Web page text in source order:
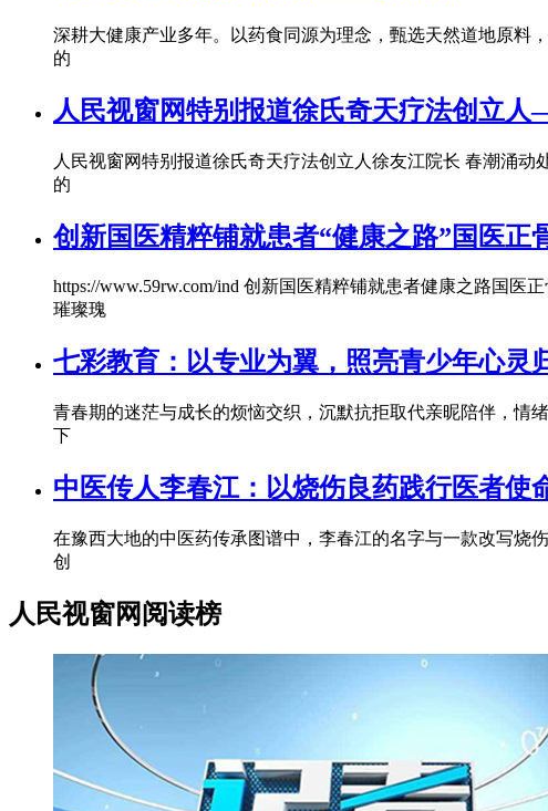
深耕大健康产业多年。以药食同源为理念，甄选天然道地原料
的
人民视窗网特别报道徐氏奇天疗法创立人
人民视窗网特别报道徐氏奇天疗法创立人徐友江院长 春潮涌
的
创新国医精粹铺就患者“健康之路”国医正
https://www.59rw.com/ind 创新国医精粹铺就患者健康之路国
璀璨瑰
七彩教育：以专业为翼，照亮青少年心灵
青春期的迷茫与成长的烦恼交织，沉默抗拒取代亲昵陪伴，情
下
中医传人李春江：以烧伤良药践行医者使
在豫西大地的中医药传承图谱中，李春江的名字与一款改写烧
创
人民视窗网阅读榜